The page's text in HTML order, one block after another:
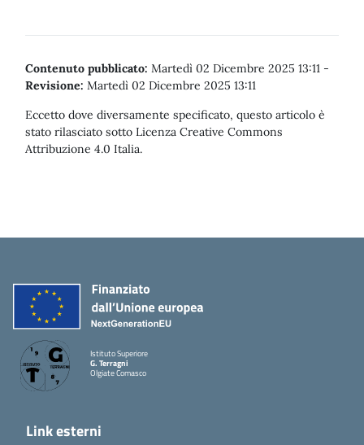
Contenuto pubblicato: Martedì 02 Dicembre 2025 13:11 -
Revisione: Martedì 02 Dicembre 2025 13:11
Eccetto dove diversamente specificato, questo articolo è
stato rilasciato sotto Licenza Creative Commons
Attribuzione 4.0 Italia.
Istituto Superiore
G. Terragni
Olgiate Comasco
Link esterni